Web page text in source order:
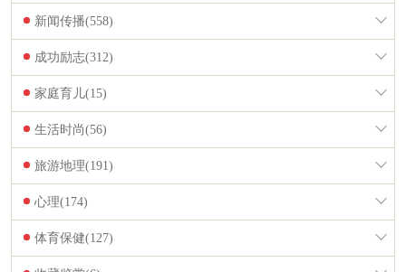
新闻传播(558)
成功励志(312)
家庭育儿(15)
生活时尚(56)
旅游地理(191)
心理(174)
体育保健(127)